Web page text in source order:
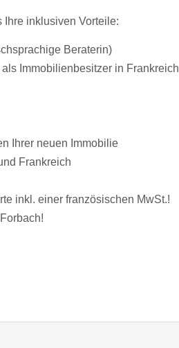
inklusiven Vorteile:
Beraterin)
Immobilienbesitzer in Frankreich
Ihrer neuen Immobilie
Frankreich
inkl. einer französischen MwSt.!